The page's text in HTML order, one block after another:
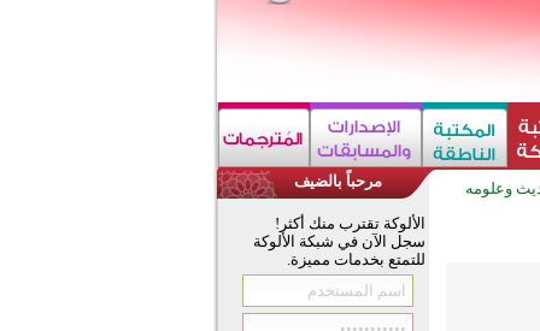
وعلومه مرحباً بالضيف
الألوكة تقترب منك أكثر!
سجل الآن في شبكة الألوكة
للتمتع بخدمات مميزة.